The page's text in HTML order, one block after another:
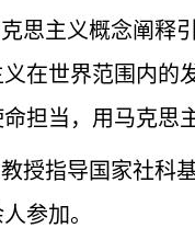
思主义概念阐释
在世界范围内的
担当，用马克思
授指导国家社科
参加。